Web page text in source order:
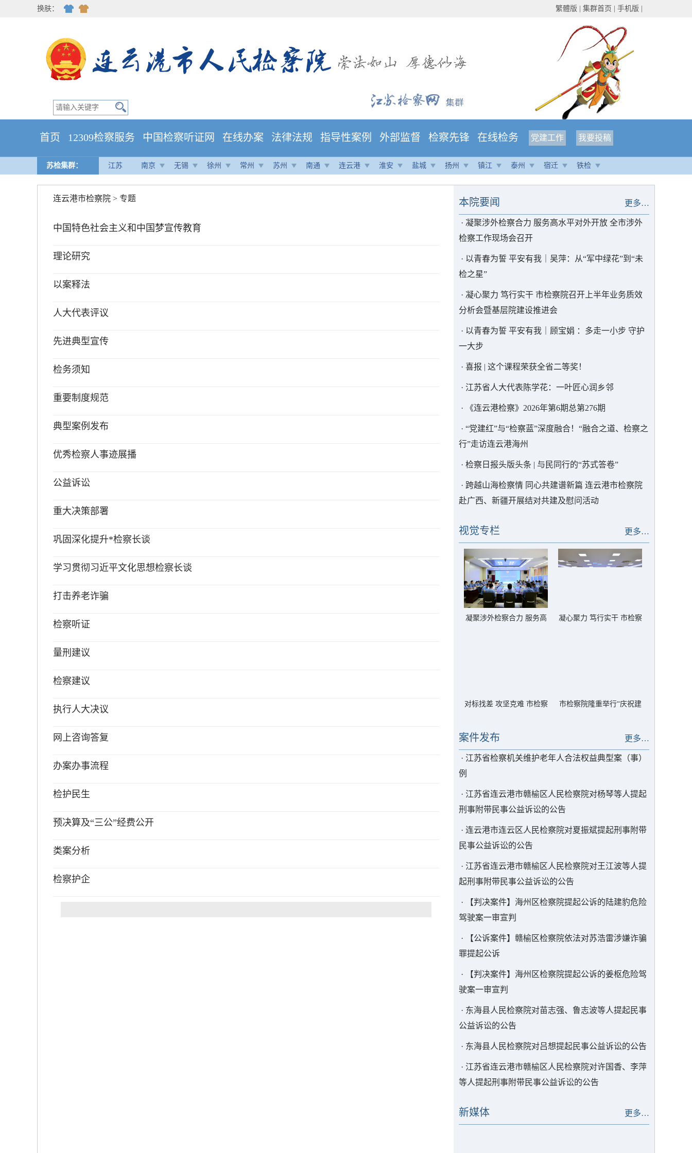
换肤： 繁體版 集群首页 手机版
首页 12309检察服务 中国检察听证网 在线办案 法律法规 指导性案例 外部监督 检察先锋 在线检务 党建工作 我要投稿
苏检集群： 江苏 南京 无锡 徐州 常州 苏州 南通 连云港 淮安 盐城 扬州 镇江 泰州 宿迁 铁检
连云港市检察院 > 专题
中国特色社会主义和中国梦宣传教育
理论研究
以案释法
人大代表评议
先进典型宣传
检务须知
重要制度规范
典型案例发布
优秀检察人事迹展播
公益诉讼
重大决策部署
巩固深化提升*检察长谈
学习贯彻习近平文化思想检察长谈
打击养老诈骗
检察听证
量刑建议
检察建议
执行人大决议
网上咨询答复
办案办事流程
检护民生
预决算及“三公”经费公开
类案分析
检察护企
更多…
本院要闻
· 凝聚涉外检察合力 服务高水平对外开放 全市涉外
检察工作现场会召开
· 以青春为誓 平安有我｜吴萍：从“军中绿花”到“未
检之星”
· 凝心聚力 笃行实干 市检察院召开上半年业务质效
分析会暨基层院建设推进会
· 以青春为誓 平安有我｜顾宝娟 ：多走一小步 守护
一大步
· 喜报 | 这个课程荣获全省二等奖！
· 江苏省人大代表陈学花：一叶匠心润乡邻
· 《连云港检察》2026年第6期总第276期
· “党建红”与“检察蓝”深度融合！“融合之道、检察之
行”走访连云港海州
· 检察日报头版头条 | 与民同行的“苏式答卷”
· 跨越山海检察情 同心共建谱新篇 连云港市检察院
赴广西、新疆开展结对共建及慰问活动
更多…
视觉专栏
凝聚涉外检察合力 服务高
凝心聚力 笃行实干 市检察
对标找差 攻坚克难 市检察
市检察院隆重举行“庆祝建
学习教育专题党课更多…
案件发布
· 江苏省检察机关维护老年人合法权益典型案（事）
例
· 江苏省连云港市赣榆区人民检察院对杨琴等人提起
刑事附带民事公益诉讼的公告
· 连云港市连云区人民检察院对夏振斌提起刑事附带
民事公益诉讼的公告
· 江苏省连云港市赣榆区人民检察院对王江波等人提
起刑事附带民事公益诉讼的公告
·
【判决案件】海州区检察院提起公诉的陆建豹危险
驾驶案一审宣判
·
【公诉案件】赣榆区检察院依法对苏浩雷涉嫌诈骗
罪提起公诉
·
【判决案件】海州区检察院提起公诉的姜枢危险驾
驶案一审宣判
· 东海县人民检察院对苗志强、鲁志波等人提起民事
公益诉讼的公告
· 东海县人民检察院对吕想提起民事公益诉讼的公告
· 江苏省连云港市赣榆区人民检察院对许国香、李萍
等人提起刑事附带民事公益诉讼的公告
更多…
新媒体